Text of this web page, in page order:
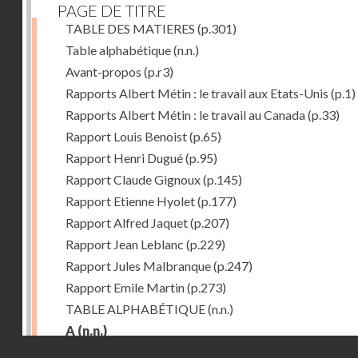
PAGE DE TITRE
TABLE DES MATIERES (p.301)
Table alphabétique(n.n.)
Avant-propos (p.r3)
Rapports Albert Métin : le travail aux Etats-Unis (p.1)
Rapports Albert Métin : le travail au Canada(p.33)
Rapport Louis Benoist(p.65)
Rapport Henri Dugué(p.95)
Rapport Claude Gignoux(p.145)
Rapport Etienne Hyolet(p.177)
Rapport Alfred Jaquet(p.207)
Rapport Jean Leblanc (p.229)
Rapport Jules Malbranque(p.247)
Rapport Emile Martin(p.273)
TABLE ALPHABÉTIQUE(n.n.)
A (n.n.)